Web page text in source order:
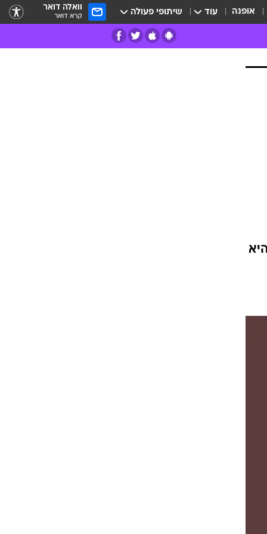
אופנה עוד שיתופי פעולה וואלה דואר
קרא דואר